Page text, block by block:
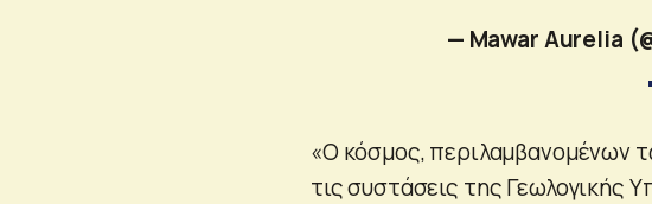
— Mawar Aurelia
«Ο κόσμος, περιλαμβανομένων
τις συστάσεις της Γεωλογικής